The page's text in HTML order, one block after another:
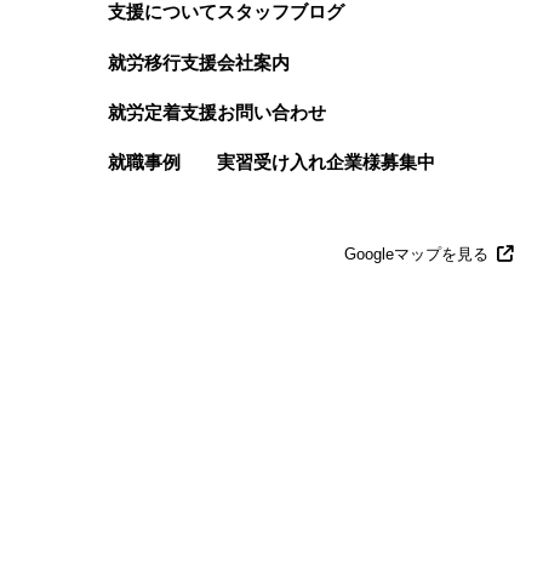
支援について
就労移行支援
就労定着支援
就職事例
スタッフブログ
会社案内
お問い合わせ
実習受け入れ企業様募集中
Googleマップを見る